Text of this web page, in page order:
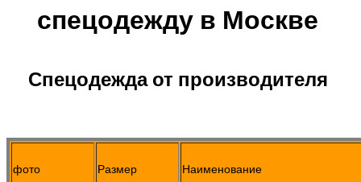
спецодежду в Москве
Спецодежда от производителя
фото Размер Наименование